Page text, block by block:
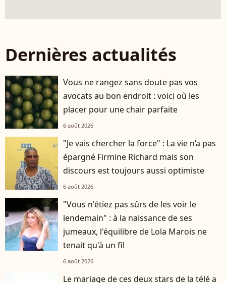
Dernières actualités
Vous ne rangez sans doute pas vos
avocats au bon endroit : voici où les
placer pour une chair parfaite
6 août 2026
"Je vais chercher la force" : La vie n’a pas
épargné Firmine Richard mais son
discours est toujours aussi optimiste
6 août 2026
"Vous n'étiez pas sûrs de les voir le
lendemain" : à la naissance de ses
jumeaux, l'équilibre de Lola Marois ne
tenait qu'à un fil
6 août 2026
Le mariage de ces deux stars de la télé a